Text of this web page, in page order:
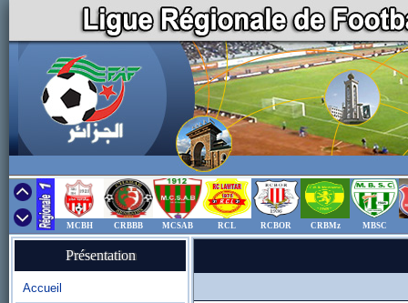
MCBH CRBBB MCSAB RCL RCBOR CRBMz MBSC
Présentation
Accueil